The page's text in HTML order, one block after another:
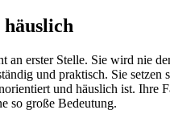
häuslich
an erster Stelle. Sie wird nie
und praktisch. Sie
und häuslich ist.
so große Bedeutung.